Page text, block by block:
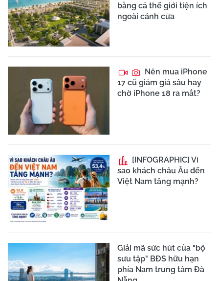
bằng cả thế giới tiện ích
ngoài cánh cửa
Nên mua iPhone
17 cũ giảm giá sâu hay
chờ iPhone 18 ra mắt?
[INFOGRAPHIC] Vì
sao khách châu Âu đến
Việt Nam tăng mạnh?
Giải mã sức hút của "bộ
sưu tập" BĐS hữu hạn
phía Nam trung tâm Đà